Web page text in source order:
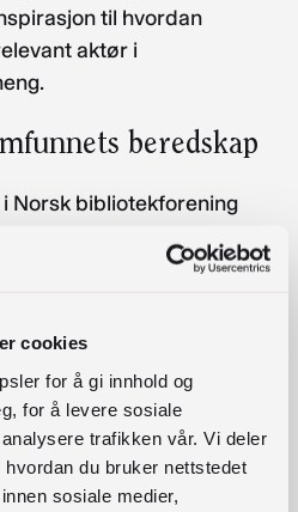
cookies
for å gi innhold og
for å levere sosiale
trafikken vår. Vi deler
du bruker nettstedet
sosiale medier,
til hvordan
aktør i
beredskap
Norsk bibliotekforening
naturlig del av
kunnskapsdeling og
i alle situasjoner.
for